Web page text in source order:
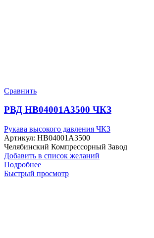
Сравнить
РВД HB04001A3500 ЧКЗ
Рукава высокого давления ЧКЗ
Артикул: HB04001A3500
Челябинский Компрессорный Завод
Добавить в список желаний
Подробнее
Быстрый просмотр